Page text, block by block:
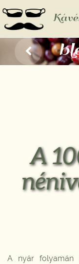
A
A nyár folyamán